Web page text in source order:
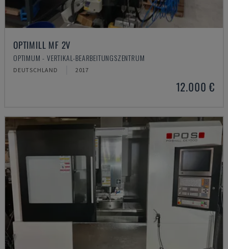
OPTIMILL MF 2V
OPTIMUM - VERTIKAL-BEARBEITUNGSZENTRUM
DEUTSCHLAND 2017
12.000 €